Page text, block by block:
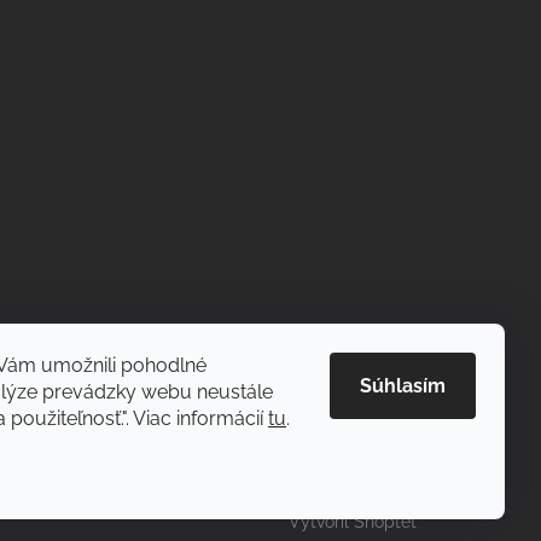
umožnili pohodlné
prevádzky webu neustále
Viac informáciítu.
Súhlasím
Vytvoril Shoptet